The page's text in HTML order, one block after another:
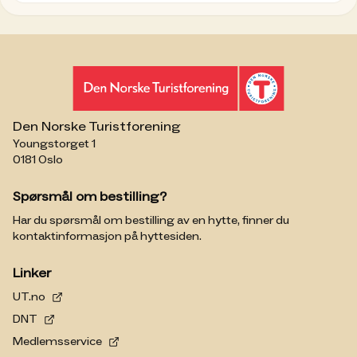
Den Norske Turistforening
Youngstorget 1
0181 Oslo
Spørsmål om bestilling?
Har du spørsmål om bestilling av en hytte, finner du
kontaktinformasjon på hyttesiden.
Linker
UT.no
DNT
Medlemsservice